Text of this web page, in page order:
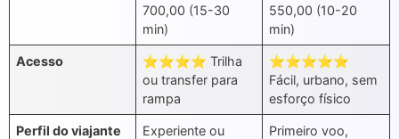
700,00 (15-30
min)
550,00 (10-20
min)
Acesso
⭐⭐⭐⭐ Trilha
ou transfer para
rampa
⭐⭐⭐⭐⭐
Fácil, urbano, sem
esforço físico
Perfil do viajante
Experiente ou
Primeiro voo,